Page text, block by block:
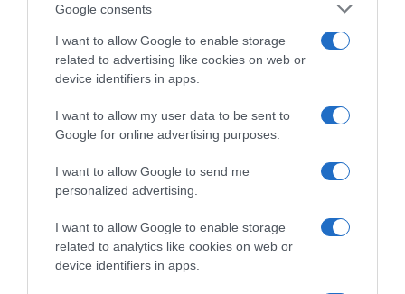
Google consents
I want to allow Google to enable storage
related to advertising like cookies on web or
device identifiers in apps.
I want to allow my user data to be sent to
Google for online advertising purposes.
I want to allow Google to send me
personalized advertising.
I want to allow Google to enable storage
related to analytics like cookies on web or
device identifiers in apps.
HASONLÓ BEJEGYZÉSEK